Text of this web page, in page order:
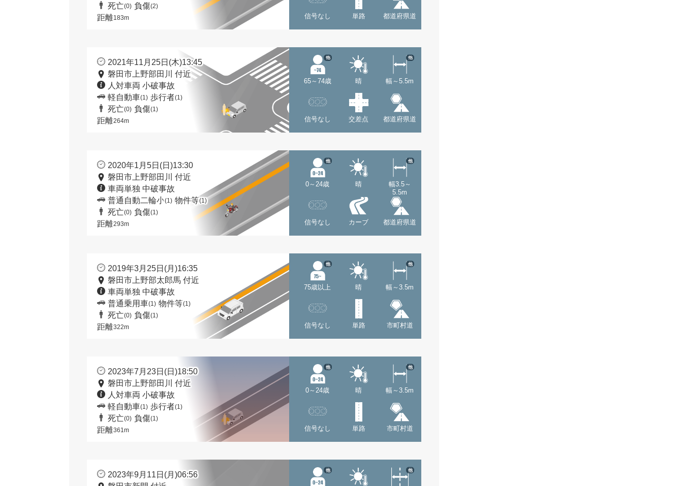
死亡(0) 負傷(2)
距離183m 信号なし 単路 都道府県道
2021年11月25日(木)13:45
磐田市上野部田川 付近
人対車両 小破事故
軽自動車(1) 歩行者(1)
死亡(0) 負傷(1)
距離264m
65～74歳
他
晴 幅～5.5m
他
信号なし 交差点 都道府県道
2020年1月5日(日)13:30
磐田市上野部田川 付近
車両単独 中破事故
普通自動二輪小(1) 物件等(1)
死亡(0) 負傷(1)
距離293m
0～24歳
他
晴
幅3.5～
5.5m
他
信号なし カーブ 都道府県道
2019年3月25日(月)16:35
磐田市上野部太郎馬 付近
車両単独 中破事故
普通乗用車(1) 物件等(1)
死亡(0) 負傷(1)
距離322m
75歳以上
他
晴 幅～3.5m
他
信号なし 単路 市町村道
2023年7月23日(日)18:50
磐田市上野部田川 付近
人対車両 小破事故
軽自動車(1) 歩行者(1)
死亡(0) 負傷(1)
距離361m
0～24歳
他
晴 幅～3.5m
他
信号なし 単路 市町村道
2023年9月11日(月)06:56
他 他